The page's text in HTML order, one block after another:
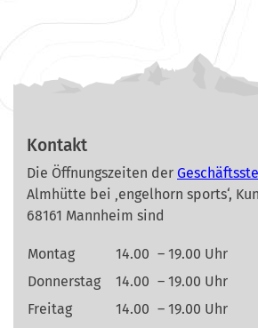
Kontakt
Die Öffnungszeiten der
Almhütte bei ‚engelhorn sports‘,
68161 Mannheim sind
Montag 14.00 – 19.00 Uhr
Donnerstag
14.00 – 19.00 Uhr
Freitag
14.00 – 19.00 Uhr